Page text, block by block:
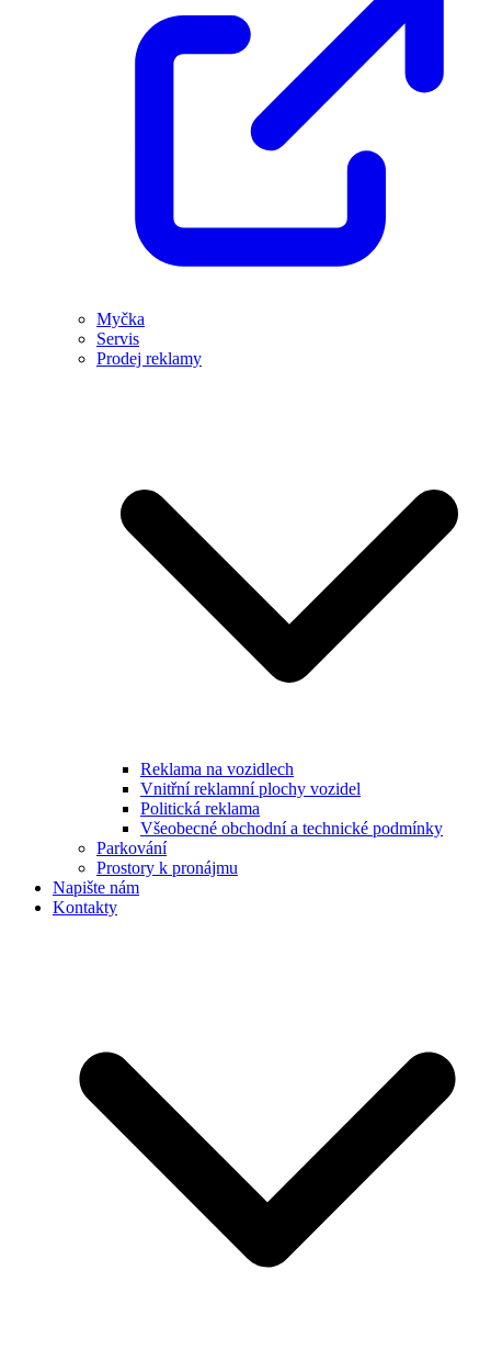
Myčka
Servis
Prodej reklamy
Reklama na vozidlech
Vnitřní reklamní plochy vozidel
Politická reklama
Všeobecné obchodní a technické podmínky
Parkování
Prostory k pronájmu
Napište nám
Kontakty